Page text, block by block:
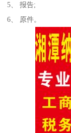
5、 报告;
6、 原件。